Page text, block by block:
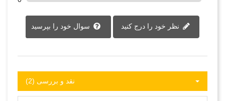
سوال خود را بپرسید
نقد و بررسی‌‌ (2)